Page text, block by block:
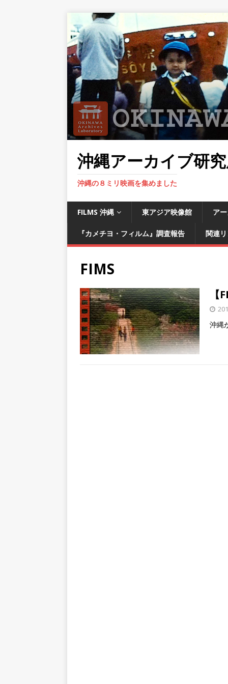
沖縄アーカイブ研
沖縄の８ミリ映画を集めました
FILMS 沖縄 東アジア映像館 ア
『カメチヨ・フィルム』調査報告 関連
FIMS
沖縄